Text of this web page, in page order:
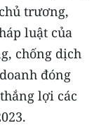
trương,
luật của
chống dịch
đóng
lợi các